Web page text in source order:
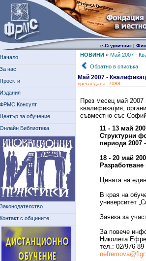
е-Седмичник|
Начало
За нас
Проекти
Издания
ФРМС Консулт
Център за обучение
Онлайн Библиотека
Законодателство
Контакт с общините
НОВИНИ» Май 2007 -
Обратно в списъка
Май 2007 -
прегледана: 7088
През месец май 2007
квалификация,
съвместно със
11 - 13 май
Структурни
периода 2007
18 - 20 май
Цената на
В края на
университет
Заявка за
За повече
Николета
тел.: 02/976 89